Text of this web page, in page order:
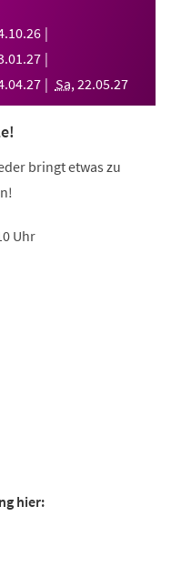
.10.26
.01 .27
.04.27 Sa, 22.05.27
bringt etwas zu
Uhr
hier: